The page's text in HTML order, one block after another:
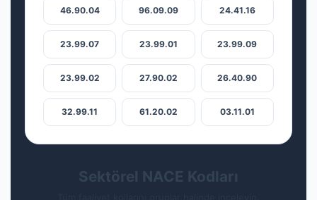
46.90.04 96.09.09 24.41.16
23.99.07 23.99.01 23.99.09
23.99.02 27.90.02 26.40.90
32.99.11 61.20.02 03.11.01
Sektörel NACE Kodları